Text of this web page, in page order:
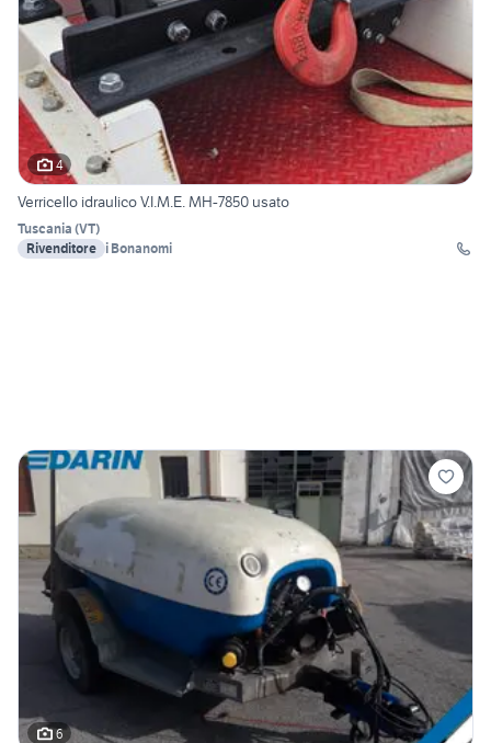
4
Verricello idraulico V.I.M.E. MH-7850 usato
Tuscania (VT)
Rivenditore i Bonanomi
6